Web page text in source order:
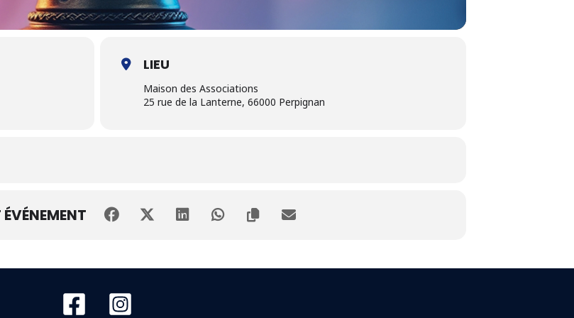
LIEU
Maison des Associations
25 rue de la Lanterne, 66000 Perpignan